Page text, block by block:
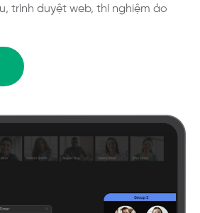
trình duyệt web, thí nghiệm ảo